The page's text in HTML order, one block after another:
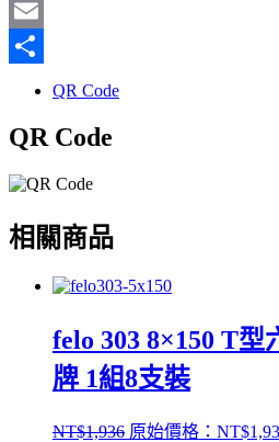
Facebook
Email
QR Code
QR Code
相關商品
felo 303 8×150 T
牌 1組8支裝
NT$1,936 原始價格：